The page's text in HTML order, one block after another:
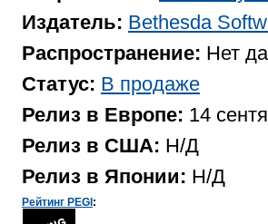
Издатель: Bethesda
Распространение: Нет
Статус: В продаже
Релиз в Европе: 14
Релиз в США: Н/Д
Релиз в Японии: Н/Д
Рейтинг PEGI :